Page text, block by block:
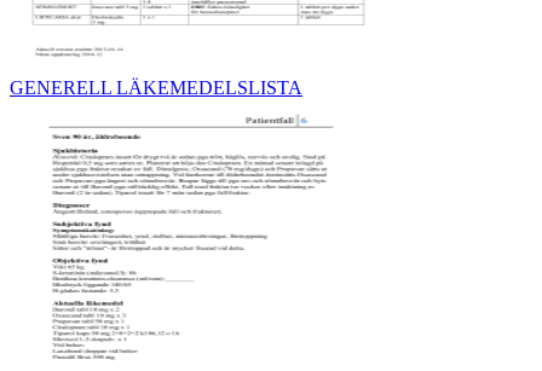
GENERELL LÄKEMEDELSLISTA